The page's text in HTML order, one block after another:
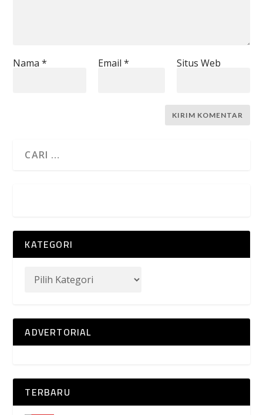
Nama* Email * Situs Web
KATEGORI
ADVERTORIAL
TERBARU